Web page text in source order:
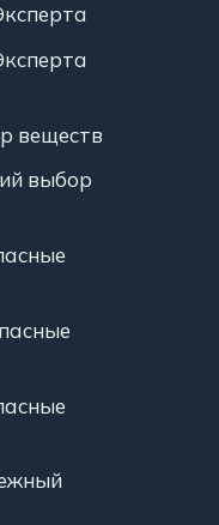
веществ
выбор